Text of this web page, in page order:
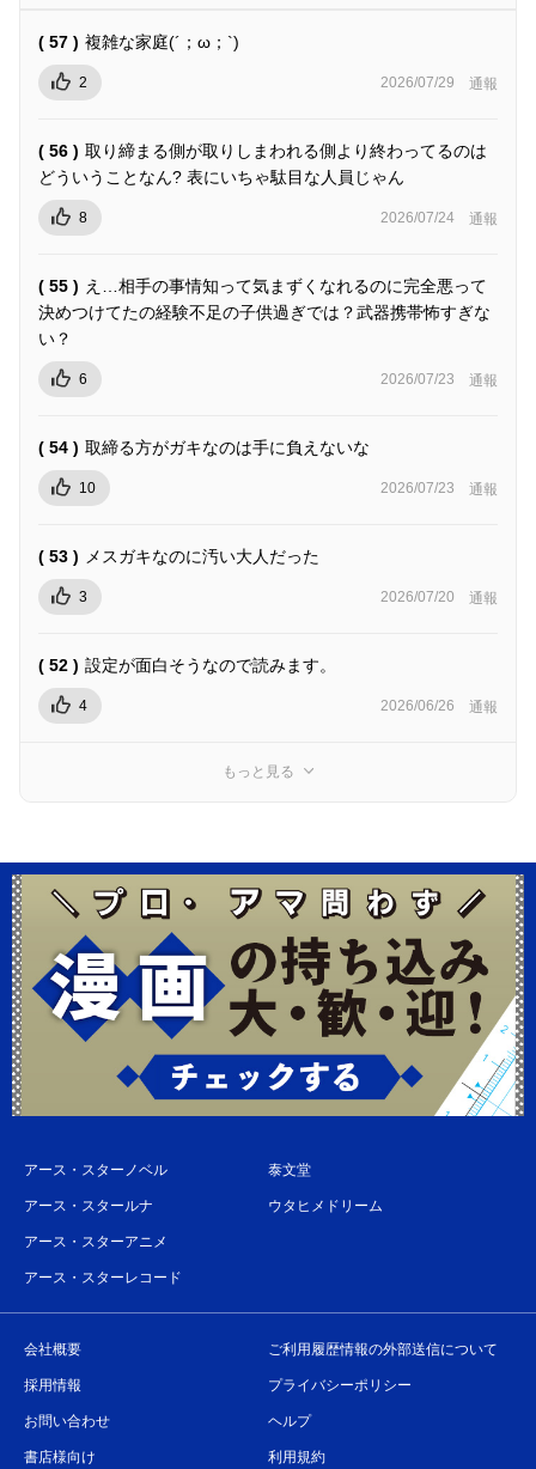
( 57 ) 複雑な家庭(´；ω；`)
2 2026/07/29 通報
( 56 ) 取り締まる側が取りしまわれる側より終わってるのは
どういうことなん? 表にいちゃ駄目な人員じゃん
8 2026/07/24 通報
( 55 ) え…相手の事情知って気まずくなれるのに完全悪って
決めつけてたの経験不足の子供過ぎでは？武器携帯怖すぎな
い？
6 2026/07/23 通報
( 54 ) 取締る方がガキなのは手に負えないな
10 2026/07/23 通報
( 53 ) メスガキなのに汚い大人だった
3 2026/07/20 通報
( 52 ) 設定が面白そうなので読みます。
4 2026/06/26 通報
もっと見る
アース・スターノベル
アース・スタールナ
アース・スターアニメ
アース・スターレコード
泰文堂
ウタヒメドリーム
会社概要
採用情報
お問い合わせ
書店様向け
ご利用履歴情報の外部送信について
プライバシーポリシー
ヘルプ
利用規約